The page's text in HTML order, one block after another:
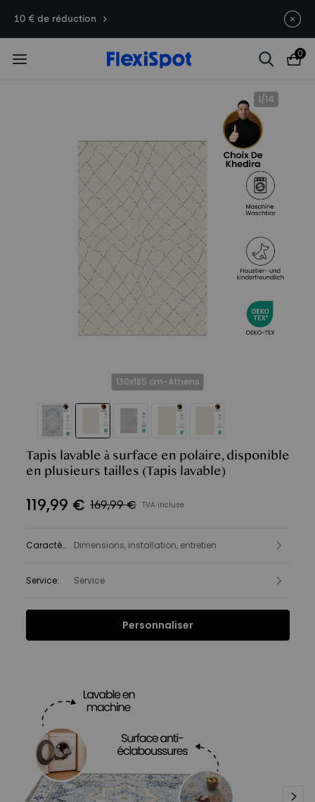
Offres du 10e anniversaire | C7
Morpher dès 579,99 €
: 14
0
1/14
130x185 cm-Athens
Tapis lavable à surface en polaire, disponible
en plusieurs tailles (Tapis lavable)
119,99 € 169,99 € TVA incluse
Caractéristiques :
Dimensions, installation, entretien
Service: Service
Personnaliser
10 € de réduction